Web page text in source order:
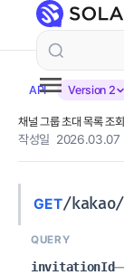
API Version 2
채널 그룹 초대 목록 조회
작성일 2026.03.07
GET/
QUERY
invitationId—